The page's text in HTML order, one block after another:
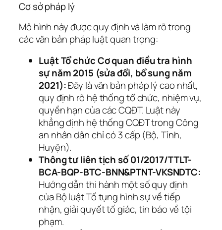
Cơ sở pháp lý
Mô hình này được quy định và làm rõ trong
các văn bản pháp luật quan trọng:
Luật Tổ chức Cơ quan điều tra hình
sự năm 2015 (sửa đổi, bổ sung năm
2021):Đây là văn bản pháp lý cao nhất,
quy định rõ hệ thống tổ chức, nhiệm vụ,
quyền hạn của các CQĐT. Luật này
khẳng định hệ thống CQĐT trong Công
an nhân dân chỉ có 3 cấp (Bộ, Tỉnh,
Huyện).
Thông tư liên tịch số 01/2017/TTLT-
BCA-BQP-BTC-BNN&PTNT-VKSNDTC:
Hướng dẫn thi hành một số quy định
của Bộ luật Tố tụng hình sự về tiếp
nhận, giải quyết tố giác, tin báo về tội
phạm.